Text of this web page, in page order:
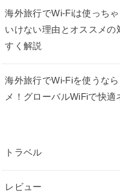
海外旅行でWi-Fiは使っち
いけない理由とオススメの
すく解説
海外旅行でWi-Fiを使うな
メ！グローバルWiFiで快適
トラベル
レビュー